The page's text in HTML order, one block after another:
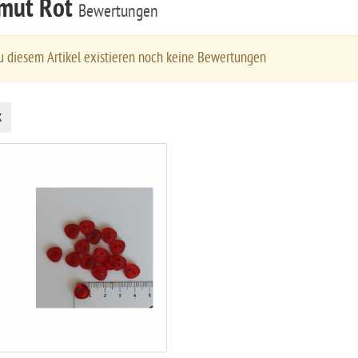
Rot Bewertungen
Artikel existieren noch keine Bewertungen